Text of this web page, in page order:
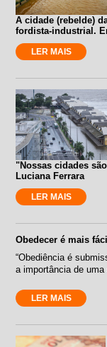
A cidade (rebelde)
fordista-industrial.
LER MAIS
"Nossas cidades
Luciana Ferrara
LER MAIS
Obedecer é mais
“Obediência é
a importância de
LER MAIS